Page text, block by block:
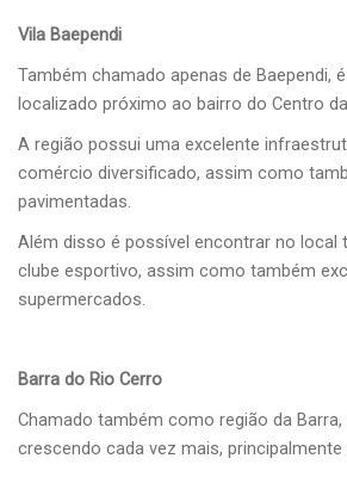
Vila Baependi
Também chamado apenas de Baependi,
localizado próximo ao bairro do Centro
A região possui uma excelente
comércio diversificado, assim como
pavimentadas.
Além disso é possível encontrar no local
clube esportivo, assim como também
supermercados.
Barra do Rio Cerro
Chamado também como região da
crescendo cada vez mais,